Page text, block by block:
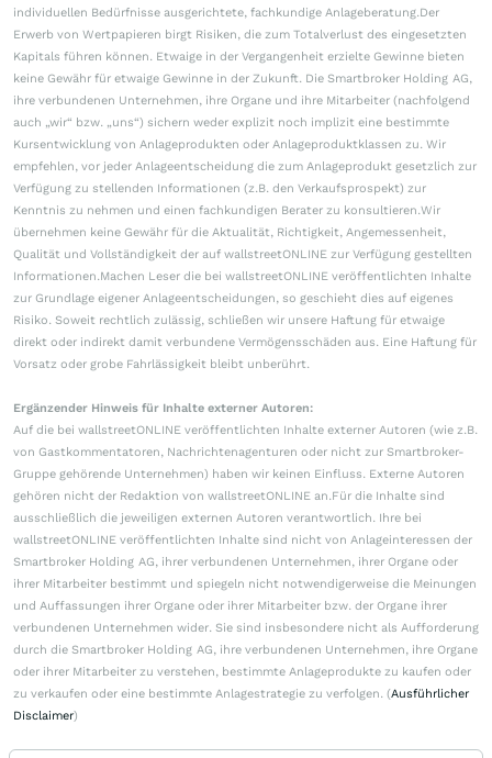
individuellen Bedürfnisse ausgerichtete, fachkundige Anlageberatung.Der
Erwerb von Wertpapieren birgt Risiken, die zum Totalverlust des eingesetzten
Kapitals führen können. Etwaige in der Vergangenheit erzielte Gewinne bieten
keine Gewähr für etwaige Gewinne in der Zukunft. Die Smartbroker Holding AG,
ihre verbundenen Unternehmen, ihre Organe und ihre Mitarbeiter (nachfolgend
auch „wir“ bzw. „uns“) sichern weder explizit noch implizit eine bestimmte
Kursentwicklung von Anlageprodukten oder Anlageproduktklassen zu. Wir
empfehlen, vor jeder Anlageentscheidung die zum Anlageprodukt gesetzlich zur
Verfügung zu stellenden Informationen (z.B. den Verkaufsprospekt) zur
Kenntnis zu nehmen und einen fachkundigen Berater zu konsultieren.Wir
übernehmen keine Gewähr für die Aktualität, Richtigkeit, Angemessenheit,
Qualität und Vollständigkeit der auf wallstreetONLINE zur Verfügung gestellten
Informationen.Machen Leser die bei wallstreetONLINE veröffentlichten Inhalte
zur Grundlage eigener Anlageentscheidungen, so geschieht dies auf eigenes
Risiko. Soweit rechtlich zulässig, schließen wir unsere Haftung für etwaige
direkt oder indirekt damit verbundene Vermögensschäden aus. Eine Haftung für
Vorsatz oder grobe Fahrlässigkeit bleibt unberührt.
Ergänzender Hinweis für Inhalte externer Autoren:
Auf die bei wallstreetONLINE veröffentlichten Inhalte externer Autoren (wie z.B.
von Gastkommentatoren, Nachrichtenagenturen oder nicht zur Smartbroker-
Gruppe gehörende Unternehmen) haben wir keinen Einfluss. Externe Autoren
gehören nicht der Redaktion von wallstreetONLINE an.Für die Inhalte sind
ausschließlich die jeweiligen externen Autoren verantwortlich. Ihre bei
wallstreetONLINE veröffentlichten Inhalte sind nicht von Anlageinteressen der
Smartbroker Holding AG, ihrer verbundenen Unternehmen, ihrer Organe oder
ihrer Mitarbeiter bestimmt und spiegeln nicht notwendigerweise die Meinungen
und Auffassungen ihrer Organe oder ihrer Mitarbeiter bzw. der Organe ihrer
verbundenen Unternehmen wider. Sie sind insbesondere nicht als Aufforderung
durch die Smartbroker Holding AG, ihre verbundenen Unternehmen, ihre Organe
oder ihrer Mitarbeiter zu verstehen, bestimmte Anlageprodukte zu kaufen oder
zu verkaufen oder eine bestimmte Anlagestrategie zu verfolgen. (Ausführlicher
Disclaimer)